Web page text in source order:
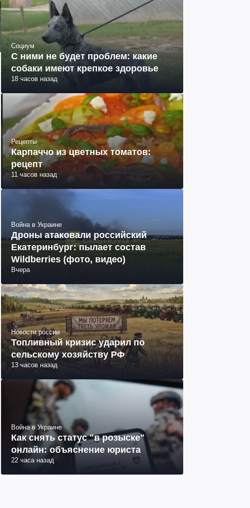
Социум
С ними не будет проблем: какие
собаки имеют крепкое здоровье
18 часов назад
Рецепты
Карпаччо из цветных томатов:
рецепт
11 часов назад
Война в Украине
Дроны атаковали российский
Екатеринбург: пылает состав
Wildberries (фото, видео)
Вчера
Новости россии
Топливный кризис ударил по
сельскому хозяйству РФ
13 часов назад
Война в Украине
Как снять статус "в розыске"
онлайн: объяснение юриста
22 часа назад